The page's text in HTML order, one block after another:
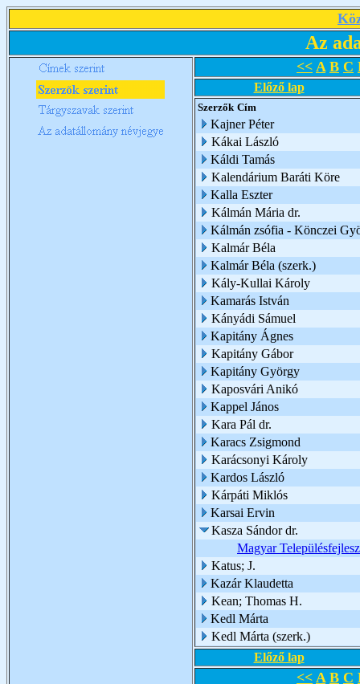
Az
<< A B C
Előző lap
Szerzők Cím
Kajner Péter
Kákai László
Káldi Tamás
Kalendárium Baráti Köre
Kalla Eszter
Kálmán Mária dr.
Kálmán zsófia - Könczei
Kalmár Béla
Kalmár Béla (szerk.)
Kály-Kullai Károly
Kamarás István
Kányádi Sámuel
Kapitány Ágnes
Kapitány Gábor
Kapitány György
Kaposvári Anikó
Kappel János
Kara Pál dr.
Karacs Zsigmond
Karácsonyi Károly
Kardos László
Kárpáti Miklós
Karsai Ervin
Kasza Sándor dr.
Magyar
Katus; J.
Kazár Klaudetta
Kean; Thomas H.
Kedl Márta
Kedl Márta (szerk.)
Előző lap
<< A B C